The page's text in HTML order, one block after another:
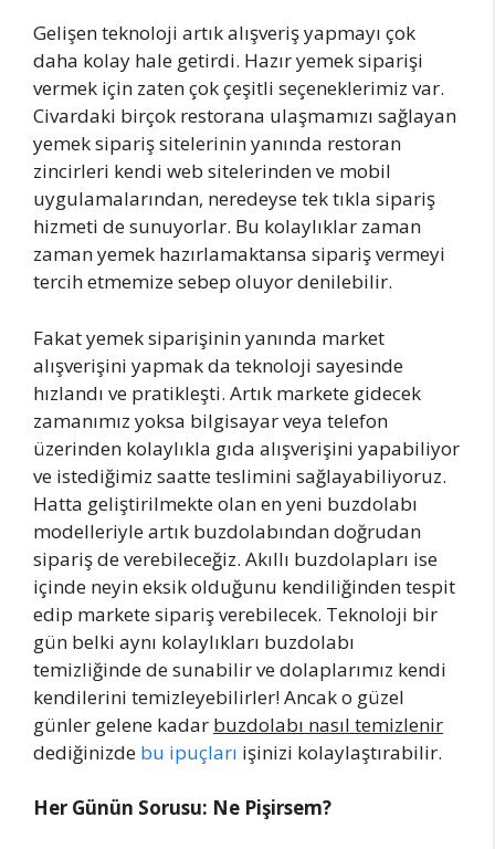
Gelişen teknoloji artık alışveriş yapmayı çok
daha kolay hale getirdi. Hazır yemek siparişi
vermek için zaten çok çeşitli seçeneklerimiz var.
Civardaki birçok restorana ulaşmamızı sağlayan
yemek sipariş sitelerinin yanında restoran
zincirleri kendi web sitelerinden ve mobil
uygulamalarından, neredeyse tek tıkla sipariş
hizmeti de sunuyorlar. Bu kolaylıklar zaman
zaman yemek hazırlamaktansa sipariş vermeyi
tercih etmemize sebep oluyor denilebilir.
Fakat yemek siparişinin yanında market
alışverişini yapmak da teknoloji sayesinde
hızlandı ve pratikleşti. Artık markete gidecek
zamanımız yoksa bilgisayar veya telefon
üzerinden kolaylıkla gıda alışverişini yapabiliyor
ve istediğimiz saatte teslimini sağlayabiliyoruz.
Hatta geliştirilmekte olan en yeni buzdolabı
modelleriyle artık buzdolabından doğrudan
sipariş de verebileceğiz. Akıllı buzdolapları ise
içinde neyin eksik olduğunu kendiliğinden tespit
edip markete sipariş verebilecek. Teknoloji bir
gün belki aynı kolaylıkları buzdolabı
temizliğinde de sunabilir ve dolaplarımız kendi
kendilerini temizleyebilirler! Ancak o güzel
günler gelene kadar buzdolabı nasıl temizlenir
dediğinizde bu ipuçları işinizi kolaylaştırabilir.
Her Günün Sorusu: Ne Pişirsem?